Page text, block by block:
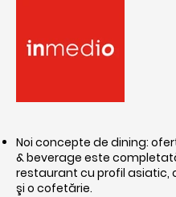
Noi concepte de dining:
& beverage este
restaurant cu profil asiatic,
şi o cofetărie.